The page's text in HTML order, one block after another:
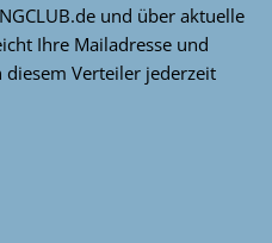
und über aktuelle
Ihre Mailadresse und
Verteiler jederzeit